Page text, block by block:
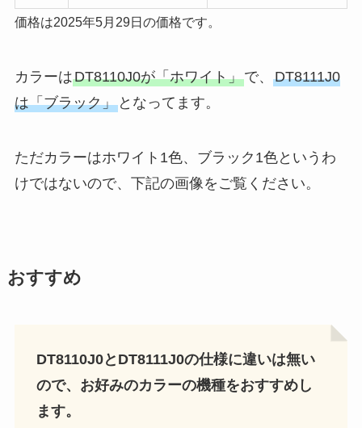
価格は2025年5月29日の価格です。
カラーはDT8110J0が「ホワイト」で、 DT8111J0
は「ブラック」となってます。
ただカラーはホワイト1色、ブラック1色というわ
けではないので、下記の画像をご覧ください。
おすすめ
DT8110J0とDT8111J0の仕様に違いは無い
ので、お好みのカラーの機種をおすすめし
ます。